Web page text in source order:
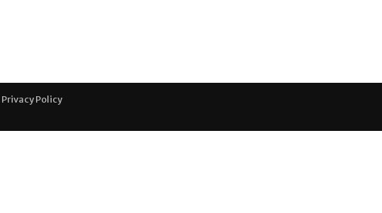
Privacy Policy